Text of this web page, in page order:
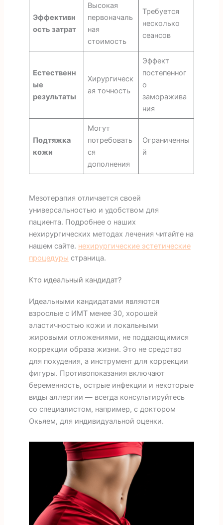
Эффективн
ость затрат
Высокая
первоначаль
ная
стоимость
Требуется
несколько
сеансов
Естественн
ые
результаты
Хирургическ
ая точность
Эффект
постепенног
о
заморажива
ния
Подтяжка
кожи
Могут
потребовать
ся
дополнения
Ограниченны
й
Мезотерапия отличается своей
универсальностью и удобством для
пациента. Подробнее о наших
нехирургических методах лечения читайте на
нашем сайте. нехирургические эстетические
процедуры страница.
Кто идеальный кандидат?
Идеальными кандидатами являются
взрослые с ИМТ менее 30, хорошей
эластичностью кожи и локальными
жировыми отложениями, не поддающимися
коррекции образа жизни. Это не средство
для похудения, а инструмент для коррекции
фигуры. Противопоказания включают
беременность, острые инфекции и некоторые
виды аллергии — всегда консультируйтесь
со специалистом, например, с доктором
Окьяем, для индивидуальной оценки.